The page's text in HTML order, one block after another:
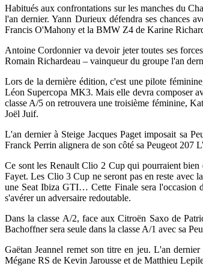
Habitués aux confrontations sur les manches du
l'an dernier. Yann Durieux défendra ses chances
Francis O'Mahony et la BMW Z4 de Karine
Antoine Cordonnier va devoir jeter toutes ses
Romain Richardeau – vainqueur du groupe l'an
Lors de la dernière édition, c'est une pilote
Léon Supercopa MK3. Mais elle devra composer
classe A/5 on retrouvera une troisième féminine,
Joël Juif.
L'an dernier à Steige Jacques Paget imposait sa
Franck Perrin alignera de son côté sa Peugeot 207
Ce sont les Renault Clio 2 Cup qui pourraient
Fayet. Les Clio 3 Cup ne seront pas en reste avec
une Seat Ibiza GTI… Cette Finale sera l'occasion
s'avérer un adversaire redoutable.
Dans la classe A/2, face aux Citroën Saxo de
Bachoffner sera seule dans la classe A/1 avec sa
Gaëtan Jeannel remet son titre en jeu. L'an
Mégane RS de Kevin Jarousse et de Matthieu